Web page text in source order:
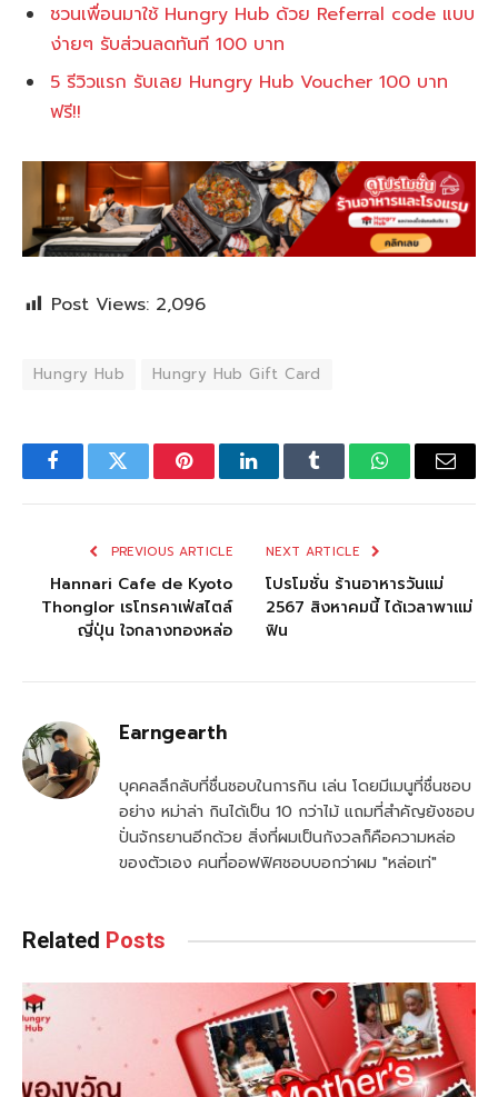
ชวนเพื่อนมาใช้ Hungry Hub ด้วย Referral code แบบ
ง่ายๆ รับส่วนลดทันที 100 บาท
5 รีวิวแรก รับเลย Hungry Hub Voucher 100 บาท
ฟรี!!
Post Views: 2,096
Hungry Hub Hungry Hub Gift Card
FacebookTwitter PinterestLinkedInTumblr WhatsAppEmail
PREVIOUS ARTICLE
Hannari Cafe de Kyoto
Thonglor เรโทรคาเฟ่สไตล์
ญี่ปุ่น ใจกลางทองหล่อ
NEXT ARTICLE
โปรโมชั่น ร้านอาหารวันแม่
2567 สิงหาคมนี้ ได้เวลาพาแม่
ฟิน
Earngearth
บุคคลลึกลับที่ชื่นชอบในการกิน เล่น โดยมีเมนูที่ชื่นชอบ
อย่าง หม่าล่า กินได้เป็น 10 กว่าไม้ แถมที่สำคัญยังชอบ
ปั่นจักรยานอีกด้วย สิ่งที่ผมเป็นกังวลก็คือความหล่อ
ของตัวเอง คนที่ออฟฟิศชอบบอกว่าผม "หล่อเท่"
Related Posts